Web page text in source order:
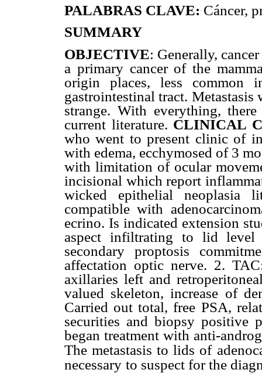
PALABRAS CLAVE: Cáncer,
SUMMARY
OBJECTIVE: Generally,
a primary cancer of the
origin places, less common
gastrointestinal tract.
strange. With everything,
current literature. CLINICAL
who went to present clinic of
with edema, ecchymosed of 3
with limitation of ocular
incisional which report
wicked epithelial neoplasia
compatible with
ecrino. Is indicated extension
aspect infiltrating to lid
secondary proptosis
affectation optic nerve. 2.
axillaries left and
valued skeleton, increase of
Carried out total, free PSA,
securities and biopsy positive
began treatment with anti-
The metastasis to lids of
necessary to suspect for the